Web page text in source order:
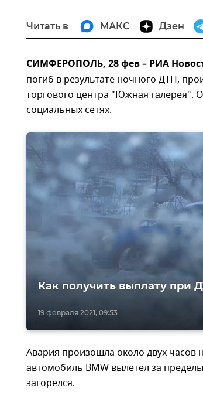
Читать в МАКС Дзен
СИМФЕРОПОЛЬ, 28 фев – РИА
погиб в результате ночного ДТП,
торгового центра "Южная галерея".
социальных сетях.
19 февраля 2021, 09:53
Как получить выплату при
Авария произошла около двух часов
автомобиль BMW вылетел за
загорелся.